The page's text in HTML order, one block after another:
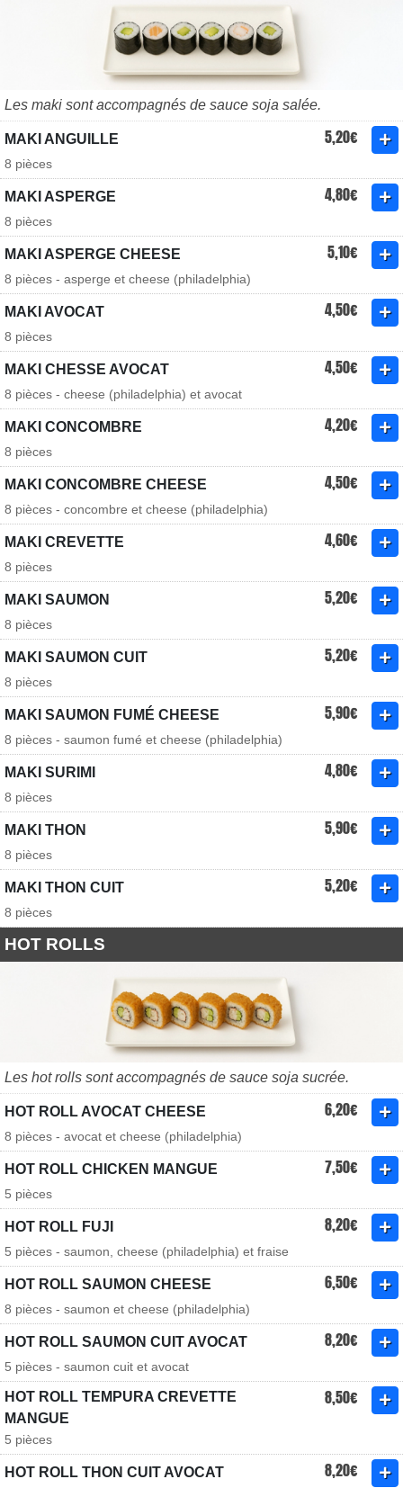
Les maki sont accompagnés de sauce soja salée.
MAKI ANGUILLE 5,20€
8 pièces
MAKI ASPERGE 4,80€
8 pièces
MAKI ASPERGE CHEESE 5,10€
8 pièces - asperge et cheese (philadelphia)
MAKI AVOCAT 4,50€
8 pièces
MAKI CHESSE AVOCAT 4,50€
8 pièces - cheese (philadelphia) et avocat
MAKI CONCOMBRE 4,20€
8 pièces
MAKI CONCOMBRE CHEESE 4,50€
8 pièces - concombre et cheese (philadelphia)
MAKI CREVETTE 4,60€
8 pièces
MAKI SAUMON 5,20€
8 pièces
MAKI SAUMON CUIT 5,20€
8 pièces
MAKI SAUMON FUMÉ CHEESE 5,90€
8 pièces - saumon fumé et cheese (philadelphia)
MAKI SURIMI 4,80€
8 pièces
MAKI THON 5,90€
8 pièces
MAKI THON CUIT 5,20€
8 pièces
HOT ROLLS
Les hot rolls sont accompagnés de sauce soja sucrée.
HOT ROLL AVOCAT CHEESE 6,20€
8 pièces - avocat et cheese (philadelphia)
HOT ROLL CHICKEN MANGUE 7,50€
5 pièces
HOT ROLL FUJI 8,20€
5 pièces - saumon, cheese (philadelphia) et fraise
HOT ROLL SAUMON CHEESE 6,50€
8 pièces - saumon et cheese (philadelphia)
HOT ROLL SAUMON CUIT AVOCAT 8,20€
5 pièces - saumon cuit et avocat
HOT ROLL TEMPURA CREVETTE
MANGUE
8,50€
5 pièces
HOT ROLL THON CUIT AVOCAT 8,20€